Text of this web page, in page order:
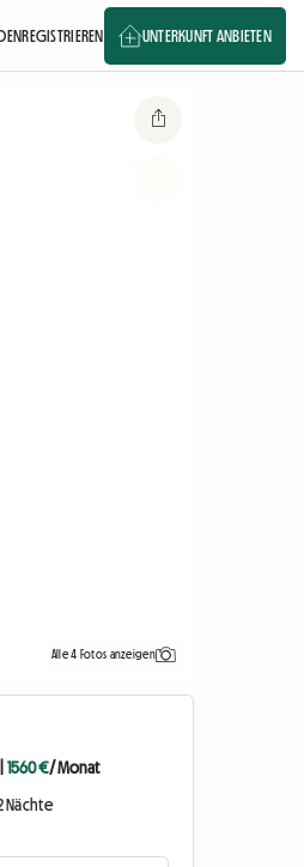
REGISTRIEREN UNTERKUNFT ANBIETEN
Alle 4 Fotos anzeigen
1560 €/ Monat
Nächte